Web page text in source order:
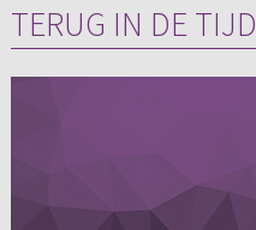
TERUG IN DE TIJD